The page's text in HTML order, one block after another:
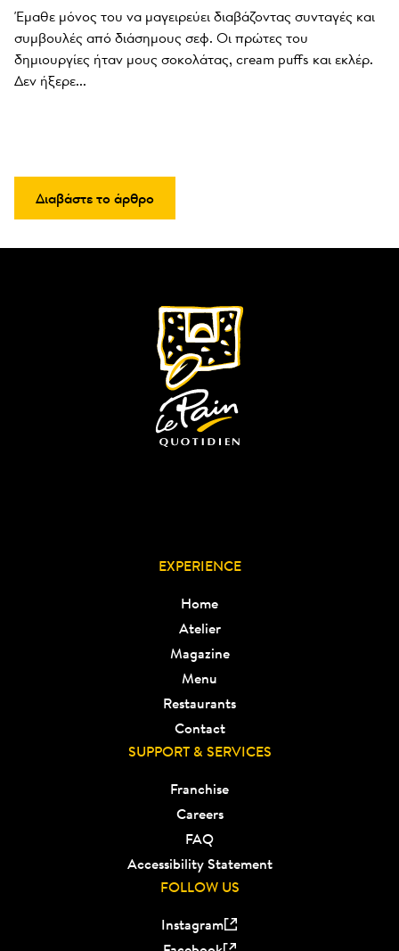
Έμαθε μόνος του να μαγειρεύει διαβάζοντας συνταγές και
συμβουλές από διάσημους σεφ. Οι πρώτες του
δημιουργίες ήταν μους σοκολάτας, cream puffs και εκλέρ.
Δεν ήξερε...
Διαβάστε το άρθρο
EXPERIENCE
Home
Atelier
Magazine
Menu
Restaurants
Contact
SUPPORT & SERVICES
Franchise
Careers
FAQ
Accessibility Statement
FOLLOW US
Instagram